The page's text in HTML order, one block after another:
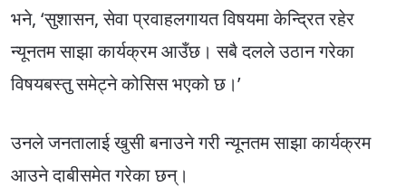
भने, ‘सुशासन, सेवा प्रवाहलगायत विषयमा केन्द्रित रहेर
न्यूनतम साझा कार्यक्रम आउँछ। सबै दलले उठान गरेका
विषयबस्तु समेट्ने कोसिस भएको छ।’
उनले जनतालाई खुसी बनाउने गरी न्यूनतम साझा कार्यक्रम
आउने दाबीसमेत गरेका छन्।